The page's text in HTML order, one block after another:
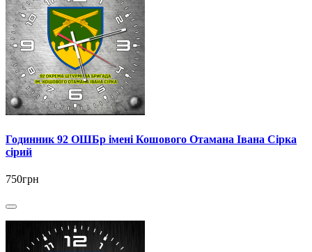
Годинник 92 ОШБр імені Кошового Отамана Івана Сірка
сірий
750грн